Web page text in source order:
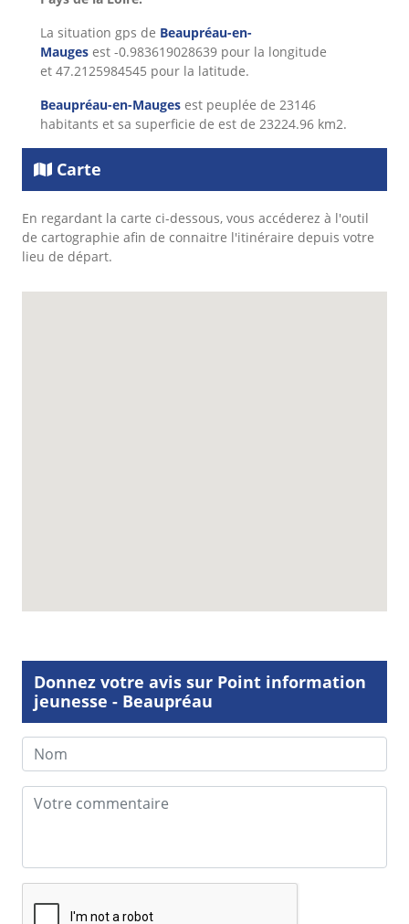
La situation gps de Beaupréau-en-
Mauges est -0.983619028639 pour la longitude
et 47.2125984545 pour la latitude.
Beaupréau-en-Mauges est peuplée de 23146
habitants et sa superficie de est de 23224.96 km2.
Carte
En regardant la carte ci-dessous, vous accéderez à l'outil
de cartographie afin de connaitre l'itinéraire depuis votre
lieu de départ.
Donnez votre avis sur Point information
jeunesse - Beaupréau